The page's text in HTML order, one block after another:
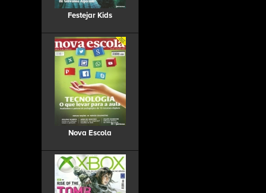
Festejar Kids
Nova Escola